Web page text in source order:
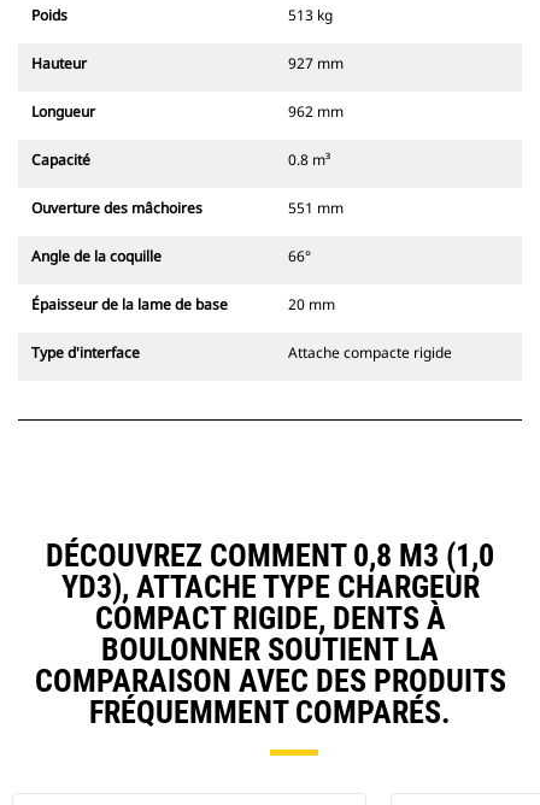
Poids 513 kg
Hauteur 927 mm
Longueur 962 mm
Capacité 0.8 m³
Ouverture des mâchoires 551 mm
Angle de la coquille 66°
Épaisseur de la lame de base 20 mm
Type d'interface Attache compacte rigide
DÉCOUVREZ COMMENT 0,8 M3 (1,0
YD3), ATTACHE TYPE CHARGEUR
COMPACT RIGIDE, DENTS À
BOULONNER SOUTIENT LA
COMPARAISON AVEC DES PRODUITS
FRÉQUEMMENT COMPARÉS.